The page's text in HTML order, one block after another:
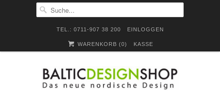
TEL.: 0711-907 38 200 EINLOGGEN
WARENKORB (0) KASSE